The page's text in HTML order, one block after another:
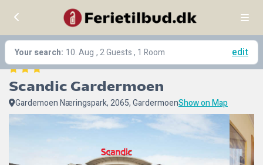
Your search: 10. Aug , 2 Guests , 1 Room edit
Scandic Gardermoen
Gardemoen Næringspark, 2065, GardermoenShow on Map